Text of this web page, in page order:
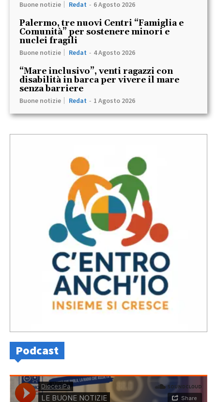
Buone notizie Redat - 6 Agosto 2026
Palermo, tre nuovi Centri “Famiglia e
Comunità” per sostenere minori e
nuclei fragili
Buone notizie Redat - 4 Agosto 2026
“Mare inclusivo”, venti ragazzi con
disabilità in barca per vivere il mare
senza barriere
Buone notizie Redat - 1 Agosto 2026
Podcast